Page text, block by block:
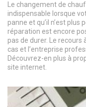
Le changement de
indispensable lorsque
panne et qu’il n’est plus
réparation est encore
pas de durer. Le recours
cas et l’entreprise
Découvrez-en plus à
site internet.